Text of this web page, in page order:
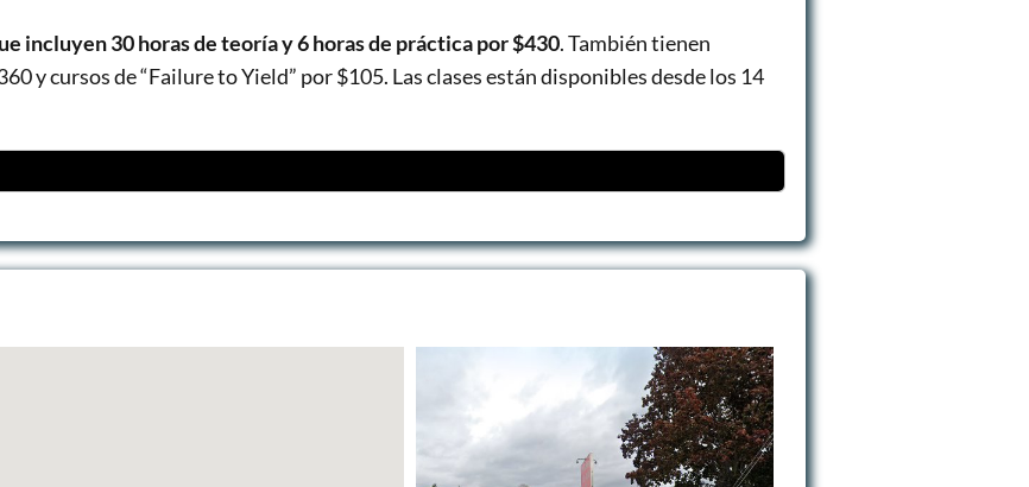
incluyen 30 horas de teoría y 6 horas de práctica por $430. También tienen
y cursos de “Failure to Yield” por $105. Las clases están disponibles desde los 14
– $360
– $105